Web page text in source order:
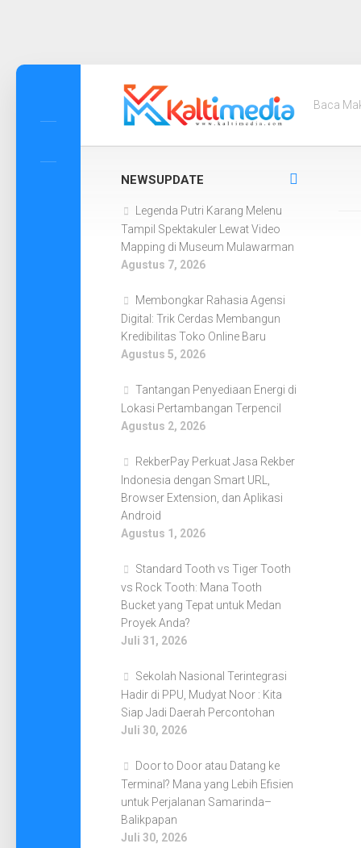
Skip
Baca
NEWSUPDATE
Legenda Putri Karang Melenu
Tampil Spektakuler Lewat Video
Mapping di Museum Mulawarman
Agustus 7, 2026
Membongkar Rahasia Agensi
Digital: Trik Cerdas Membangun
Kredibilitas Toko Online Baru
Agustus 5, 2026
Tantangan Penyediaan Energi di
Lokasi Pertambangan Terpencil
Agustus 2, 2026
RekberPay Perkuat Jasa Rekber
Indonesia dengan Smart URL,
Browser Extension, dan Aplikasi
Android
Agustus 1, 2026
Standard Tooth vs Tiger Tooth
vs Rock Tooth: Mana Tooth
Bucket yang Tepat untuk Medan
Proyek Anda?
Juli 31, 2026
Sekolah Nasional Terintegrasi
Hadir di PPU, Mudyat Noor : Kita
Siap Jadi Daerah Percontohan
Juli 30, 2026
Door to Door atau Datang ke
Terminal? Mana yang Lebih Efisien
untuk Perjalanan Samarinda–
Balikpapan
Juli 30, 2026